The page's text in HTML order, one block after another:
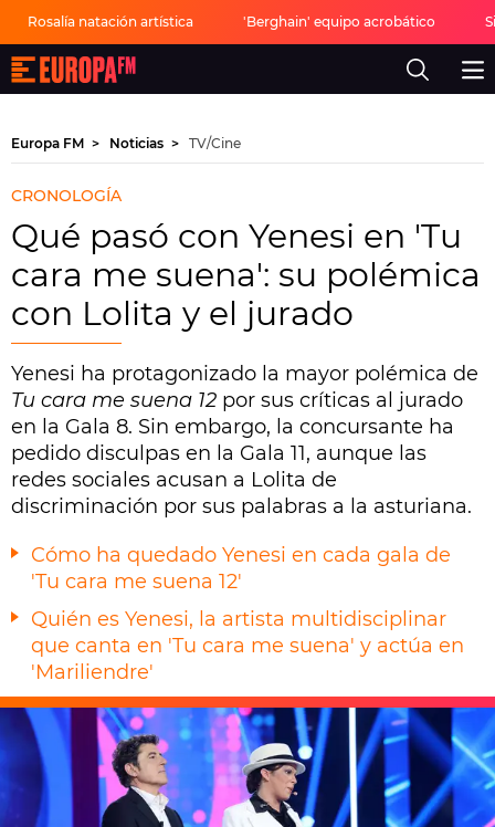
Rosalía natación artística 'Berghain' equipo acrobático
Europa
FM
-
mejor
música,
virales,
celebrities
y
estilo
de
vida
|
FM
Europa FM Noticias TV/Cine
CRONOLOGÍA
Qué pasó con Yenesi en 'Tu
cara me suena': su polémica
con Lolita y el jurado
Yenesi ha protagonizado la mayor polémica de
Tu cara me suena 12 por sus críticas al jurado
en la Gala 8. Sin embargo, la concursante ha
pedido disculpas en la Gala 11, aunque las
redes sociales acusan a Lolita de
discriminación por sus palabras a la asturiana.
Cómo ha quedado Yenesi en cada gala de
'Tu cara me suena 12'
Quién es Yenesi, la artista multidisciplinar
que canta en 'Tu cara me suena' y actúa en
'Mariliendre'